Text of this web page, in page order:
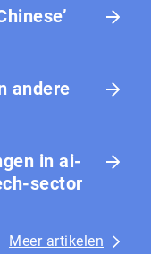
andere
in ai-
sector
Meer artikelen